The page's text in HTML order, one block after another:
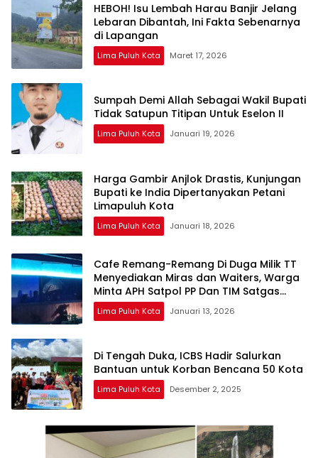
HEBOH! Isu Lembah Harau Banjir Jelang
Lebaran Dibantah, Ini Fakta Sebenarnya
di Lapangan
Lima Puluh Kota Maret 17, 2026
Sumpah Demi Allah Sebagai Wakil Bupati
Tidak Satupun Titipan Untuk Eselon II
Lima Puluh Kota Januari 19, 2026
Harga Gambir Anjlok Drastis, Kunjungan
Bupati ke India Dipertanyakan Petani
Limapuluh Kota
Lima Puluh Kota Januari 18, 2026
Cafe Remang-Remang Di Duga Milik TT
Menyediakan Miras dan Waiters, Warga
Minta APH Satpol PP Dan TIM Satgas
Bertindak Tegas Tutup Permanen !!!
Lima Puluh Kota Januari 13, 2026
Di Tengah Duka, ICBS Hadir Salurkan
Bantuan untuk Korban Bencana 50 Kota
Lima Puluh Kota Desember 2, 2025